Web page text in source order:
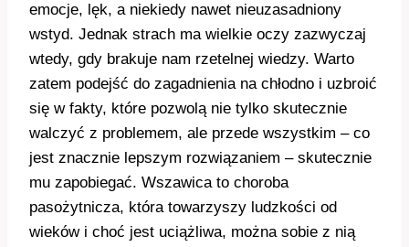
emocje, lęk, a niekiedy nawet nieuzasadniony
wstyd. Jednak strach ma wielkie oczy zazwyczaj
wtedy, gdy brakuje nam rzetelnej wiedzy. Warto
zatem podejść do zagadnienia na chłodno i uzbroić
się w fakty, które pozwolą nie tylko skutecznie
walczyć z problemem, ale przede wszystkim – co
jest znacznie lepszym rozwiązaniem – skutecznie
mu zapobiegać. Wszawica to choroba
pasożytnicza, która towarzyszy ludzkości od
wieków i choć jest uciążliwa, można sobie z nią